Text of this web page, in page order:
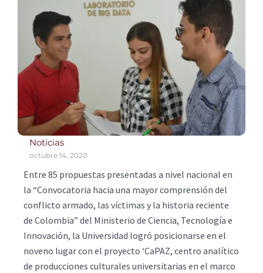
Noticias
octubre 14, 2020
Entre 85 propuestas presentadas a nivel nacional en
la “Convocatoria hacia una mayor comprensión del
conflicto armado, las víctimas y la historia reciente
de Colombia” del Ministerio de Ciencia, Tecnología e
Innovación, la Universidad logró posicionarse en el
noveno lugar con el proyecto ‘CaPAZ, centro analítico
de producciones culturales universitarias en el marco